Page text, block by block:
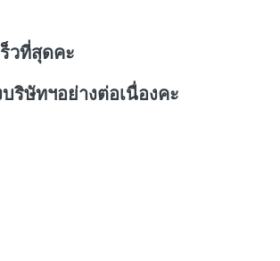
วที่สุดคะ
ษัทฯอย่างต่อเนื่องคะ